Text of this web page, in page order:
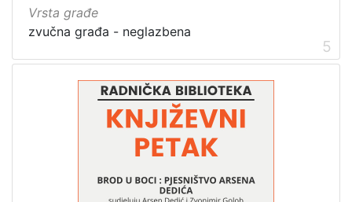
Vrsta građe
zvučna građa - neglazbena
5